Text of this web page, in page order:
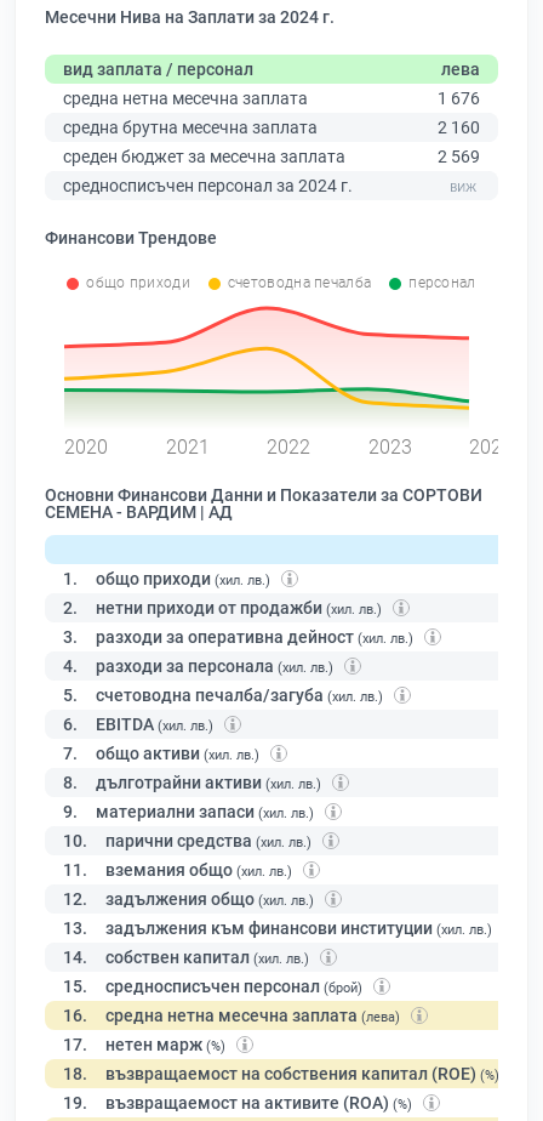
Месечни Нива на Заплати за 2024 г.
вид заплата / персонал
лева
средна нетна месечна заплата
1 676
средна брутна месечна заплата
2 160
среден бюджет за месечна заплата
2 569
средносписъчен персонал за 2024 г.
Финансови Трендове
общо приходи счетоводна печалба персонал
2020 2021 2022 2023 2024
Основни Финансови Данни и Показатели за СОРТОВИ
СЕМЕНА - ВАРДИМ | АД
1. общо приходи (хил. лв.)
2. нетни приходи от продажби (хил. лв.)
3. разходи за оперативна дейност (хил. лв.)
4. разходи за персонала (хил. лв.)
5. счетоводна печалба/загуба (хил. лв.)
6. EBITDA (хил. лв.)
7. общо активи (хил. лв.)
8. дълготрайни активи (хил. лв.)
9. материални запаси (хил. лв.)
10. парични средства (хил. лв.)
11. вземания общо (хил. лв.)
12. задължения общо (хил. лв.)
13. задължения към финансови институции (хил. лв.)
14. собствен капитал (хил. лв.)
15. средносписъчен персонал (брой)
16. средна нетна месечна заплата (лева)
17. нетен марж (%)
18. възвращаемост на собствения капитал (ROE) (%)
19. възвращаемост на активите (ROA) (%)